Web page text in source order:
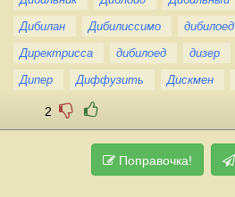
Дибилан
Дибилиссимо дибилоед
Директрисса
дибилоед дизер
Дипер
Диффузить Дискмен
2
Поправочка!